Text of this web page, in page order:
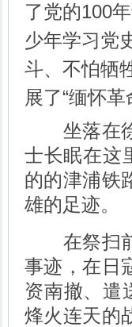
了党的100
少年学习党
斗、不怕牺
展了“缅怀
坐落在徐
士长眠在这
的的津浦铁
雄的足迹。
在祭扫前
事迹，在日
资南撤、遣
烽火连天的